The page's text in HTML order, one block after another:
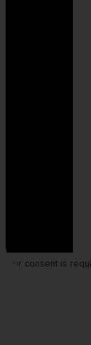
Your consent is